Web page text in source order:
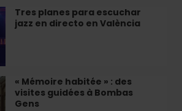
Tres planes para escuchar
jazz en directo en València
« Mémoire habitée » : des
visites guidées à Bombas
Gens